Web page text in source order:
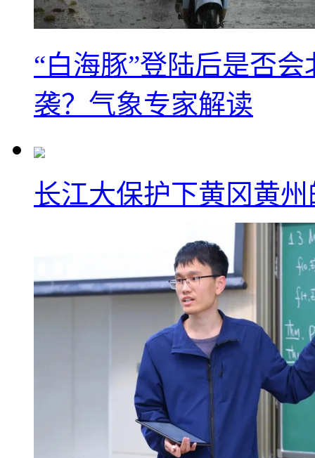
“白海豚”登陆后是否
袭？气象专家解读
长江大保护下黄冈黄